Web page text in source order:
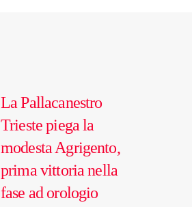
La Pallacanestro
Trieste piega la
modesta Agrigento,
prima vittoria nella
fase ad orologio